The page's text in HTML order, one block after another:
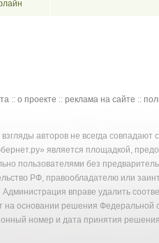
:: о проекте :: реклама на сайте ::
авторов не всегда совпадают
является площадкой,
пользователями без
РФ, правообладателю или
вправе удалить
на основании решения
номер и дата принятия